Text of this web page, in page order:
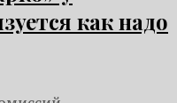
как надо